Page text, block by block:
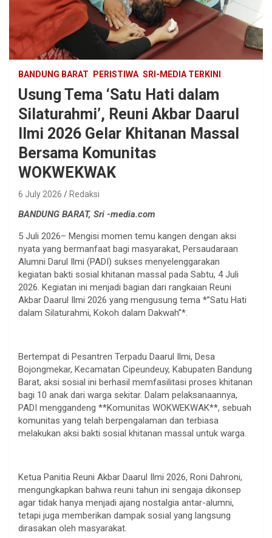
BANDUNG BARAT PERISTIWA SRI-MEDIA TERKINI
Usung Tema ‘Satu Hati dalam
Silaturahmi’, Reuni Akbar Daarul
Ilmi 2026 Gelar Khitanan Massal
Bersama Komunitas
WOKWEKWAK
6 July 2026 Redaksi
BANDUNG BARAT, Sri -media.com
5 Juli 2026– Mengisi momen temu kangen dengan aksi
nyata yang bermanfaat bagi masyarakat, Persaudaraan
Alumni Darul Ilmi (PADI) sukses menyelenggarakan
kegiatan bakti sosial khitanan massal pada Sabtu, 4 Juli
2026. Kegiatan ini menjadi bagian dari rangkaian Reuni
Akbar Daarul Ilmi 2026 yang mengusung tema *”Satu Hati
dalam Silaturahmi, Kokoh dalam Dakwah”*.
Bertempat di Pesantren Terpadu Daarul Ilmi, Desa
Bojongmekar, Kecamatan Cipeundeuy, Kabupaten Bandung
Barat, aksi sosial ini berhasil memfasilitasi proses khitanan
bagi 10 anak dari warga sekitar. Dalam pelaksanaannya,
PADI menggandeng **Komunitas WOKWEKWAK**, sebuah
komunitas yang telah berpengalaman dan terbiasa
melakukan aksi bakti sosial khitanan massal untuk warga.
Ketua Panitia Reuni Akbar Daarul Ilmi 2026, Roni Dahroni,
mengungkapkan bahwa reuni tahun ini sengaja dikonsep
agar tidak hanya menjadi ajang nostalgia antar-alumni,
tetapi juga memberikan dampak sosial yang langsung
dirasakan oleh masyarakat.